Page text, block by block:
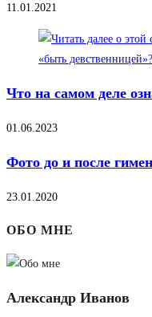
11.01.2021
Что на самом деле
01.06.2023
Фото до и после
23.01.2020
ОБО МНЕ
Александр Иванов